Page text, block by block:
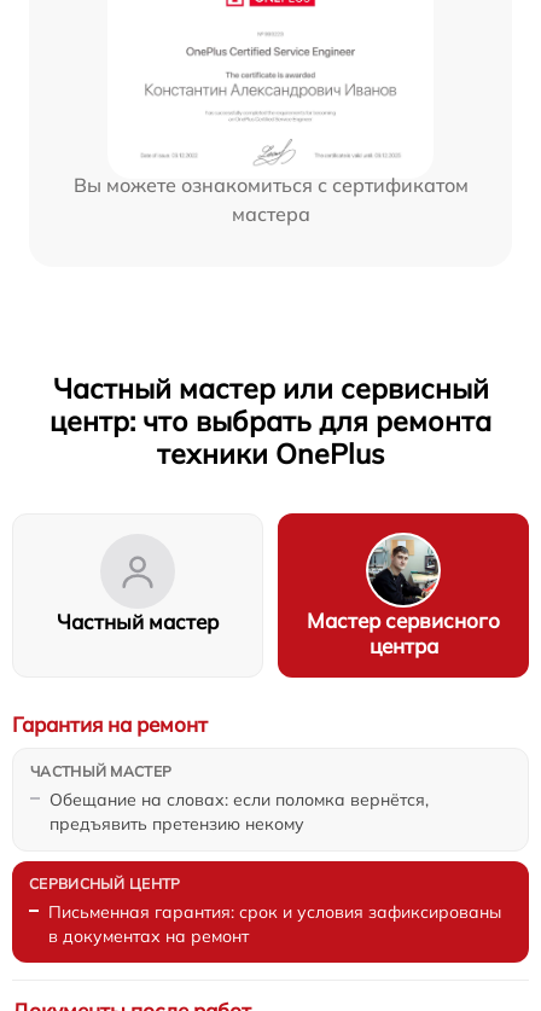
Вы можете ознакомиться с сертификатом
мастера
Частный мастер или сервисный
центр: что выбрать для ремонта
техники OnePlus
Частный мастер
Мастер сервисного
центра
Обещание на словах: если поломка вернётся,
предъявить претензию некому
Гарантия на ремонт
Письменная гарантия: срок и условия зафиксированы
в документах на ремонт